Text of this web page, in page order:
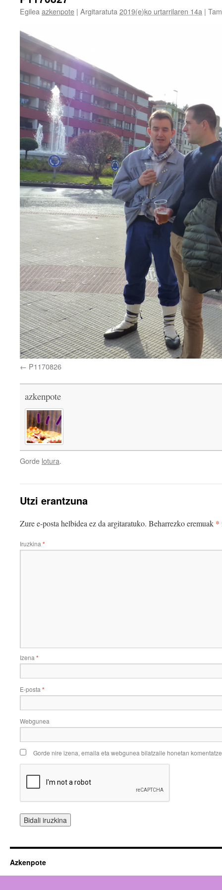
Egilea azkenpote | Argitaratuta 2019(e)ko urtarrilaren 14a |
P1170826
azkenpote
Gorde lotura.
Utzi erantzuna
Zure e-posta helbidea ez da argitaratuko. Beharrezko eremuak *
Iruzkina *
Izena *
E-posta *
Webgunea
Gorde nire izena, emaila eta webgunea bilatzaile honetan
Azkenpote